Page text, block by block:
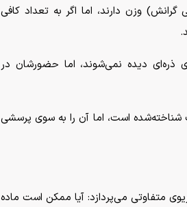
گرانش) وزن دارند، اما اگر به تعداد کافی
ذره‌ای دیده نمی‌شوند، اما حضورشان در
شناخته‌شده است، اما آن را به سوی پرسشی
متفاوتی می‌پردازد: آیا ممکن است ماده